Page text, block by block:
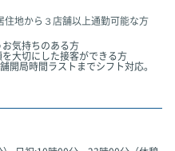
地から３店舗以上通勤可能な方
気持ちのある方
大切にした接客ができる方
開局時間ラストまでシフト対応。